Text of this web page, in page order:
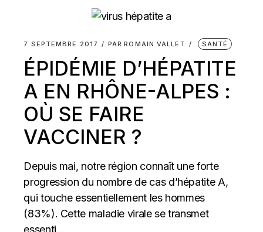
7 SEPTEMBRE 2017 PAR ROMAIN VALLET SANTÉ
ÉPIDÉMIE D’HÉPATITE
A EN RHÔNE-ALPES :
OÙ SE FAIRE
VACCINER ?
Depuis mai, notre région connaît une forte
progression du nombre de cas d’hépatite A,
qui touche essentiellement les hommes
(83%). Cette maladie virale se transmet